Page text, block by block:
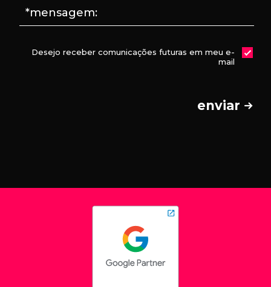
*mensagem:
Desejo receber comunicações futuras em meu e-
mail
enviar